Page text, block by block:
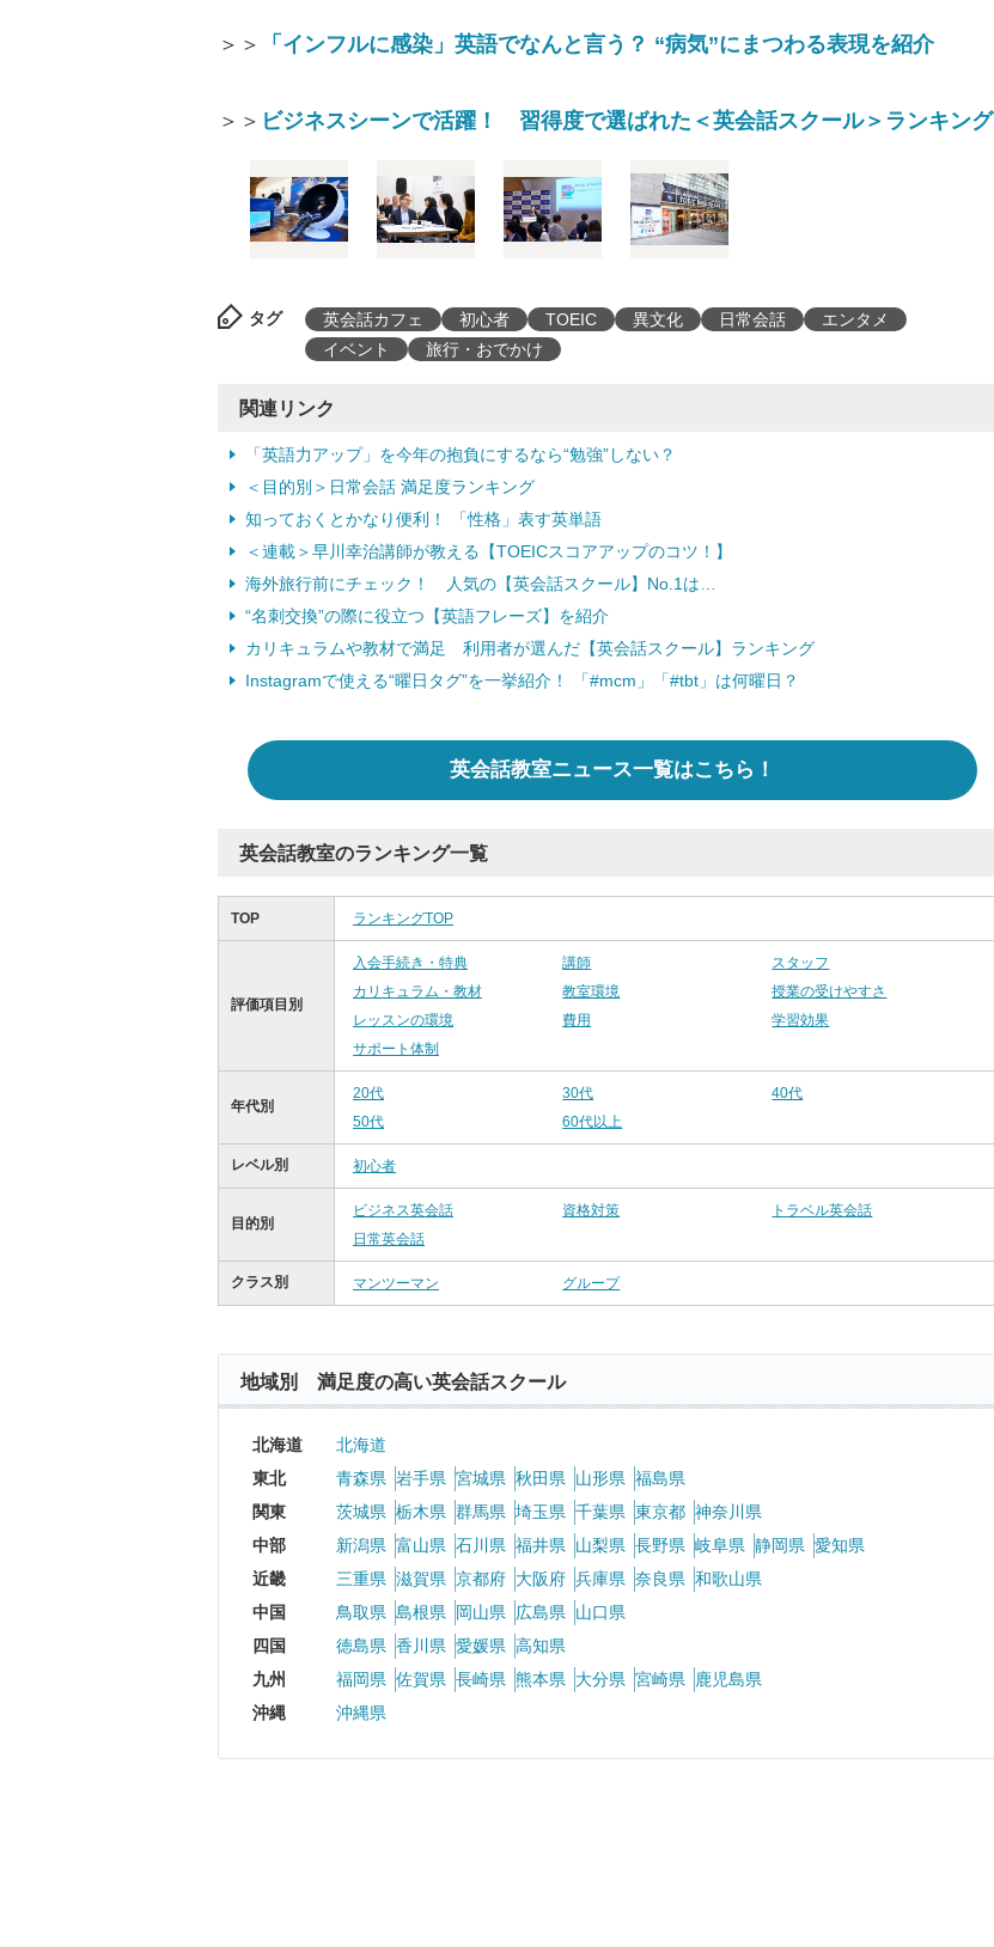
＞＞ 「インフルに感染」英語でなんと言う？ “病気”にまつわる表現を紹介
＞＞ ビジネスシーンで活躍！ 習得度で選ばれた＜英会話スクール＞ランキング
タグ 英会話カフェ 初心者 TOEIC 異文化 日常会話
エンタメ
イベント
旅行・おでかけ
関連リンク
「英語力アップ」を今年の抱負にするなら“勉強”しない？
＜目的別＞日常会話 満足度ランキング
知っておくとかなり便利！ 「性格」表す英単語
＜連載＞早川幸治講師が教える【TOEICスコアアップのコツ！】
海外旅行前にチェック！ 人気の【英会話スクール】No.1は…
“名刺交換”の際に役立つ【英語フレーズ】を紹介
カリキュラムや教材で満足 利用者が選んだ【英会話スクール】ランキング
Instagramで使える“曜日タグ”を一挙紹介！ 「#mcm」「#tbt」は何曜日？
英会話教室ニュース一覧はこちら！
英会話教室のランキング一覧
TOP ランキングTOP
評価項目別
入会手続き・特典 講師
スタッフ
カリキュラム・教材
教室環境
授業の受けやすさ
レッスンの環境
費用
学習効果
サポート体制
年代別
20代 30代
40代
50代
60代以上
レベル別 初心者
目的別
ビジネス英会話 資格対策
トラベル英会話
日常英会話
クラス別 マンツーマン グループ
地域別 満足度の高い英会話スクール
北海道
北海道
東北
青森県 岩手県 宮城県 秋田県 山形県 福島県
関東
茨城県 栃木県 群馬県 埼玉県 千葉県 東京都 神奈川県
中部
新潟県 富山県 石川県 福井県 山梨県 長野県 岐阜県 静岡県 愛知県
近畿
三重県 滋賀県 京都府 大阪府 兵庫県 奈良県 和歌山県
中国
鳥取県 島根県 岡山県 広島県
山口県
四国
徳島県 香川県 愛媛県 高知県
九州
福岡県 佐賀県 長崎県 熊本県 大分県 宮崎県
鹿児島県
沖縄
沖縄県